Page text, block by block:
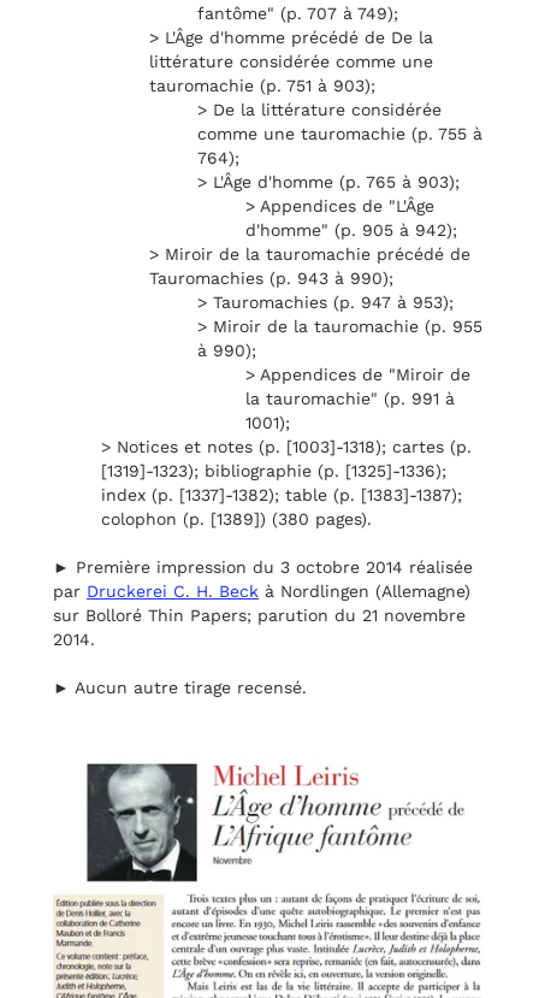
fantôme" (p. 707 à 749);
> L'Âge d'homme précédé de De la
littérature considérée comme une
tauromachie (p. 751 à 903);
> De la littérature considérée
comme une tauromachie (p. 755 à
764);
> L'Âge d'homme (p. 765 à 903);
> Appendices de "L'Âge
d'homme" (p. 905 à 942);
> Miroir de la tauromachie précédé de
Tauromachies (p. 943 à 990);
> Tauromachies (p. 947 à 953);
> Miroir de la tauromachie (p. 955
à 990);
> Appendices de "Miroir de
la tauromachie" (p. 991 à
1001);
> Notices et notes (p. [1003]-1318); cartes (p.
[1319]-1323); bibliographie (p. [1325]-1336);
index (p. [1337]-1382); table (p. [1383]-1387);
colophon (p. [1389]) (380 pages).
► Première impression du 3 octobre 2014 réalisée
par Druckerei C. H. Beck à Nordlingen (Allemagne)
sur Bolloré Thin Papers; parution du 21 novembre
2014.
► Aucun autre tirage recensé.